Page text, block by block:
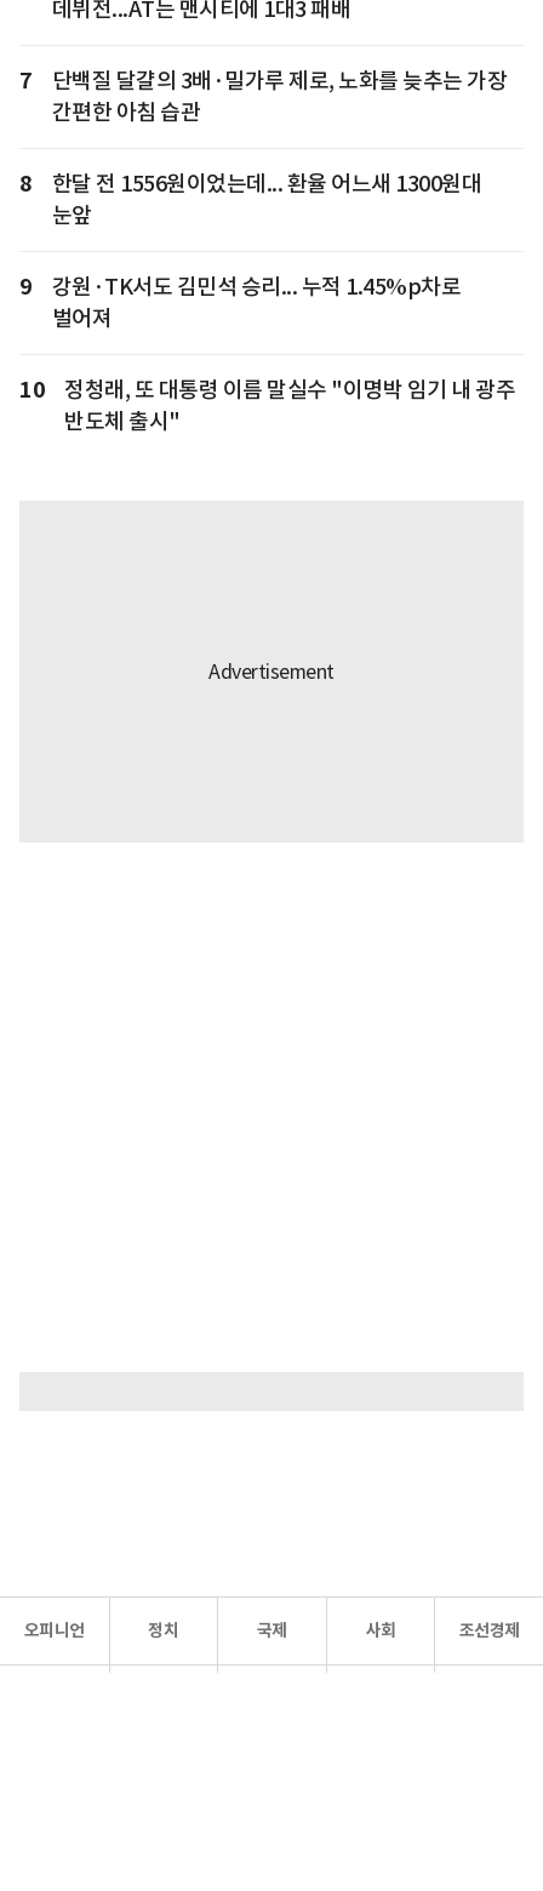
데뷔전...AT는 맨시티에 1대3 패배
7
단백질 달걀의 3배·밀가루 제로, 노화를 늦추는 가장
간편한 아침 습관
8
한달 전 1556원이었는데... 환율 어느새 1300원대
눈앞
9
강원·TK서도 김민석 승리... 누적 1.45%p차로
벌어져
10
정청래, 또 대통령 이름 말실수 "이명박 임기 내 광주
반도체 출시"
오피니언 정치 국제 사회 조선경제